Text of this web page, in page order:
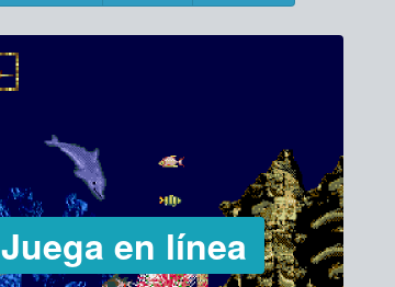
Juega en línea